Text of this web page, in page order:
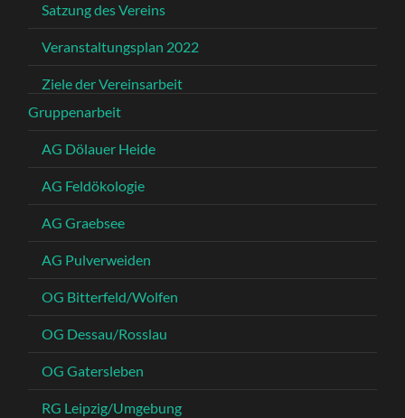
Satzung des Vereins
Veranstaltungsplan 2022
Ziele der Vereinsarbeit
Gruppenarbeit
AG Dölauer Heide
AG Feldökologie
AG Graebsee
AG Pulverweiden
OG Bitterfeld/Wolfen
OG Dessau/Rosslau
OG Gatersleben
RG Leipzig/Umgebung